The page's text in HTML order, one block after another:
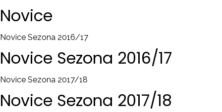
Novice
Novice Sezona 2016/17
Novice Sezona 2016/17
Novice Sezona 2017/18
Novice Sezona 2017/18